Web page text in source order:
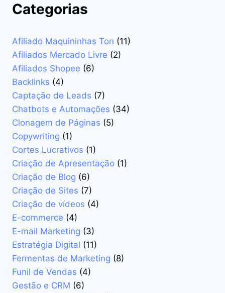
VENDAS
VENDD
EM
Categorias
Afiliado Maquininhas Ton (11)
Afiliados Mercado Livre (2)
Afiliados Shopee (6)
Backlinks (4)
Captação de Leads (7)
Chatbots e Automações (34)
Clonagem de Páginas (5)
Copywriting (1)
Cortes Lucrativos (1)
Criação de Apresentação (1)
Criação de Blog (6)
Criação de Sites (7)
Criação de vídeos (4)
E-commerce (4)
E-mail Marketing (3)
Estratégia Digital (11)
Fermentas de Marketing (8)
Funil de Vendas (4)
Gestão e CRM (6)